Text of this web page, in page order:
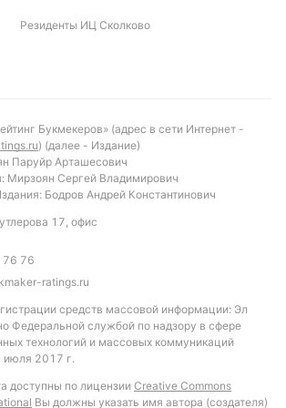
с индивидуальным тоталом
общей дисциплине обеих команд.
Трибуш
Подписаться
Резиденты ИЦ Сколково
Букмекеров» (адрес в сети Интернет -
) (далее - Издание)
Паруйр Арташесович
Мирзоян Сергей Владимирович
Бодров Андрей Константинович
17, офис
76 76
ratings.ru
средств массовой информации: Эл
службой по надзору в сфере
технологий и массовых коммуникаций
июля 2017 г.
доступны по лицензии Creative Commons
Вы должны указать имя автора (создателя)